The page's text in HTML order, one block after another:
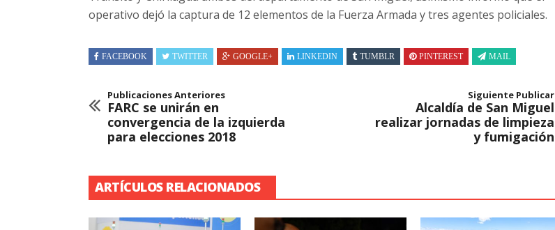
operativo dejó la captura de 12 elementos de la Fuerza Armada y tres agentes policiales.
FACEBOOK TWITTER GOOGLE+ LINKEDIN TUMBLR PINTEREST MAIL
Publicaciones Anteriores
FARC se unirán en
convergencia de la izquierda
para elecciones 2018
Siguiente Publicar
Alcaldía de San Miguel
realizar jornadas de limpieza
y fumigación
ARTÍCULOS RELACIONADOS